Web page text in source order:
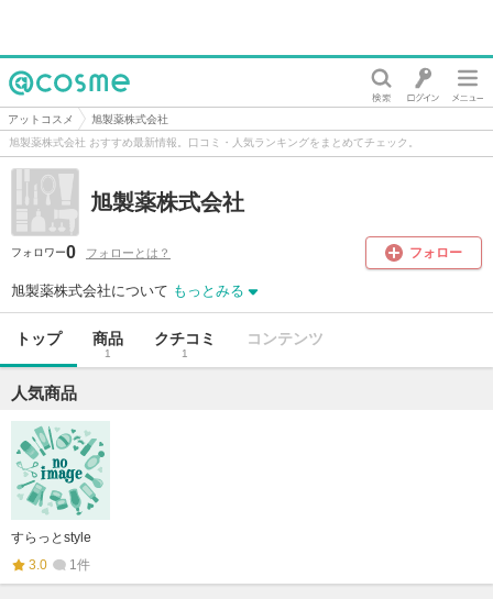
@cosme
アットコスメ
旭製薬株式会社
旭製薬株式会社 おすすめ最新情報。口コミ・人気ランキングをまとめてチェック。
旭製薬株式会社
フォロワー0 フォローとは？ フォロー
旭製薬株式会社について もっとみる
トップ 商品
1
クチコミ
1
コンテンツ
人気商品
すらっとstyle
3.0
1件